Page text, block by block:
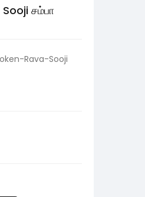
சம்பா
Rava-Sooji